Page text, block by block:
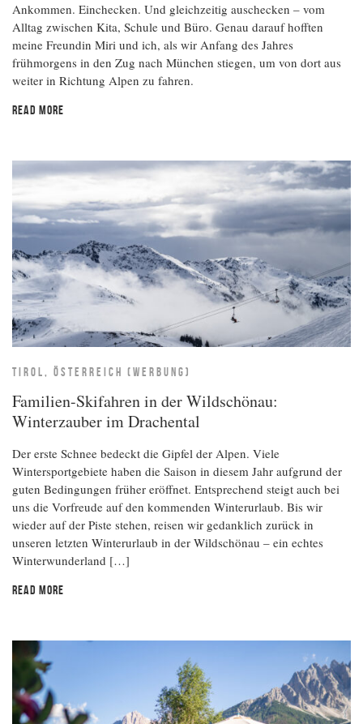
Ankommen. Einchecken. Und gleichzeitig auschecken – vom
Alltag zwischen Kita, Schule und Büro. Genau darauf hofften
meine Freundin Miri und ich, als wir Anfang des Jahres
frühmorgens in den Zug nach München stiegen, um von dort aus
weiter in Richtung Alpen zu fahren.
READ MORE
TIROL, ÖSTERREICH (WERBUNG)
Familien-Skifahren in der Wildschönau:
Winterzauber im Drachental
Der erste Schnee bedeckt die Gipfel der Alpen. Viele
Wintersportgebiete haben die Saison in diesem Jahr aufgrund der
guten Bedingungen früher eröffnet. Entsprechend steigt auch bei
uns die Vorfreude auf den kommenden Winterurlaub. Bis wir
wieder auf der Piste stehen, reisen wir gedanklich zurück in
unseren letzten Winterurlaub in der Wildschönau – ein echtes
Winterwunderland […]
READ MORE